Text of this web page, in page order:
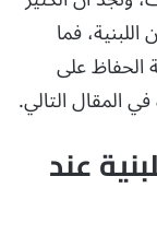
فما
الحفاظ على
المقال التالي.
عند